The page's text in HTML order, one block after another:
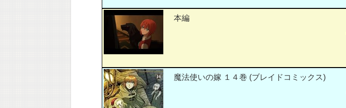
本編
魔法使いの嫁 １４巻 (ブレイドコミックス)